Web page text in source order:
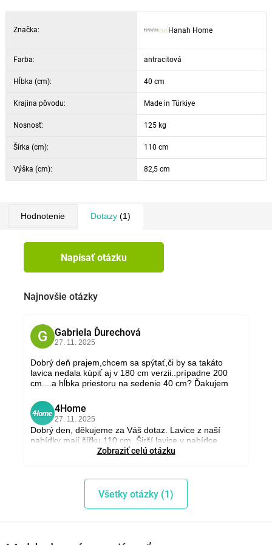
Značka: Hanah Home
Farba: antracitová
Hĺbka (cm): 40 cm
Krajina pôvodu: Made in Türkiye
Nosnosť: 125 kg
Šírka (cm): 110 cm
Výška (cm): 82,5 cm
Hodnotenie Dotazy(1)
Napísať otázku
Najnovšie otázky
G Gabriela Ďurechová
27. 11. 2025
Dobrý deň prajem,chcem sa spýtať,či by sa takáto
lavica nedala kúpiť aj v 180 cm verzii..prípadne 200
cm....a hĺbka priestoru na sedenie 40 cm? Ďakujem
4 4Home
27. 11. 2025
Dobrý den, děkujeme za Váš dotaz. Lavice z naší
nabídky mají šířku 110 cm. Širší lavice v nabídce
nemáme. S přáním hezkého dne, Andrea,
Zobraziť celú otázku
Všetky otázky (1)